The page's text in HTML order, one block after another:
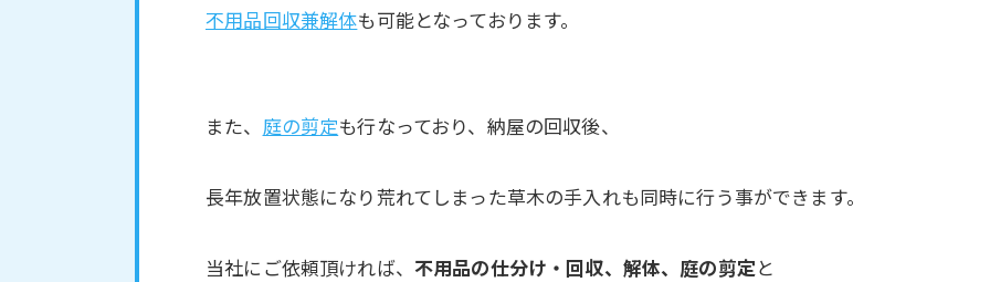
不用品回収兼解体も可能となっております。
また、 庭の剪定も行なっており、納屋の回収後、
長年放置状態になり荒れてしまった草木の手入れも同時に行う事ができます。
当社にご依頼頂ければ、 不用品の仕分け・回収、解体、庭の剪定と